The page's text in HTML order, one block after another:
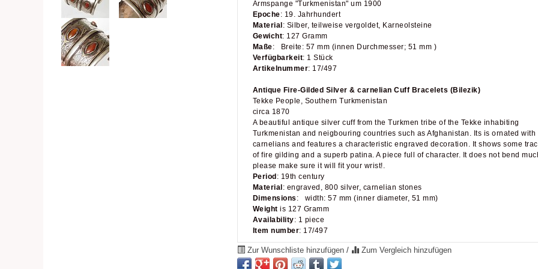
Armspange "Turkmenistan" um 1900
Epoche: 19. Jahrhundert
Material : Silber, teilweise vergoldet, Karneolsteine
Gewicht: 127 Gramm
Maße: Breite: 57 mm (innen Durchmesser; 51 mm )
Verfügbarkeit: 1 Stück
Artikelnummer: 17/497
Antique Fire-Gilded Silver & carnelian Cuff Bracelets (Bilezik)
Tekke People, Southern Turkmenistan
circa 1870
A beautiful antique silver cuff from the Turkmen tribe of the Tekke inhabiting
Turkmenistan and neigbouring countries such as Afghanistan. Its is ornated with
carnelians and features a characteristic engraved decoration. It shows some
of fire gilding and a superb patina. A piece full of character. It does not bend
please make sure it will fit your wrist!.
Period : 19th century
Material : engraved, 800 silver, carnelian stones
Dimensions : width: 57 mm (inner diameter, 51 mm)
Weight is 127 Gramm
Availability: 1 piece
Item number: 17/497
Zur Wunschliste hinzufügen / Zum Vergleich hinzufügen